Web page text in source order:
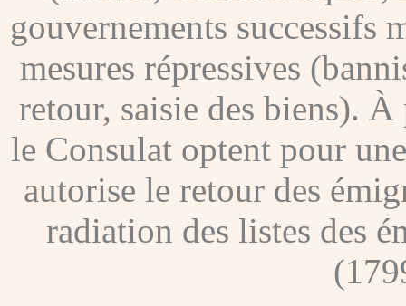
gouvernements successifs
mesures répressives
retour, saisie des biens).
le Consulat optent pour
autorise le retour des
radiation des listes des